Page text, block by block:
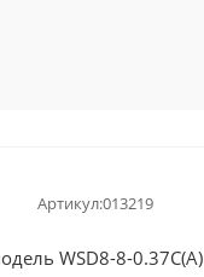
Артикул:013219
WSD8-8-0.37C(A)